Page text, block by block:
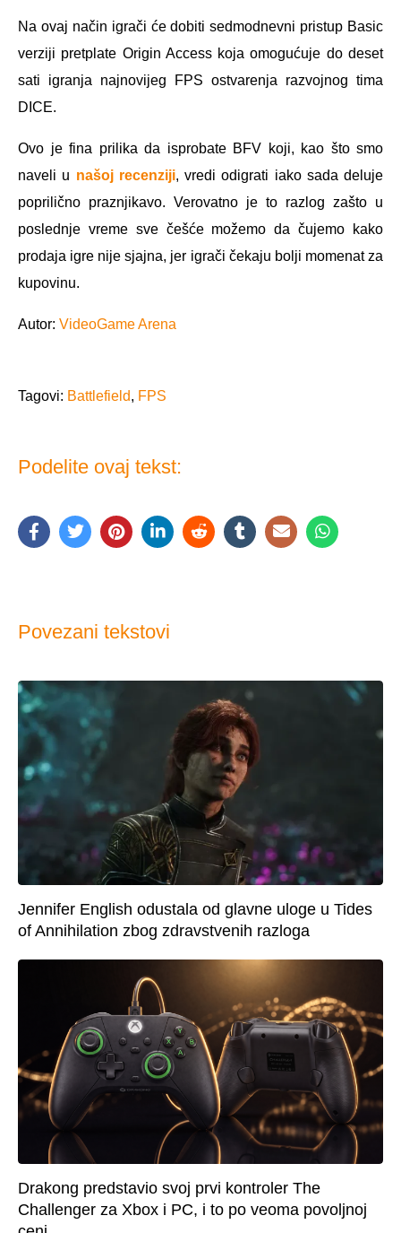
Na ovaj način igrači će dobiti sedmodnevni pristup Basic
verziji pretplate Origin Access koja omogućuje do deset
sati igranja najnovijeg FPS ostvarenja razvojnog tima
DICE.
Ovo je fina prilika da isprobate BFV koji, kao što smo
naveli u našoj recenziji, vredi odigrati iako sada deluje
poprilično praznjikavo. Verovatno je to razlog zašto u
poslednje vreme sve češće možemo da čujemo kako
prodaja igre nije sjajna, jer igrači čekaju bolji momenat za
kupovinu.
Autor: VideoGame Arena
Tagovi: Battlefield, FPS
Podelite ovaj tekst:
Povezani tekstovi
Jennifer English odustala od glavne uloge u Tides
of Annihilation zbog zdravstvenih razloga
Drakong predstavio svoj prvi kontroler The
Challenger za Xbox i PC, i to po veoma povoljnoj